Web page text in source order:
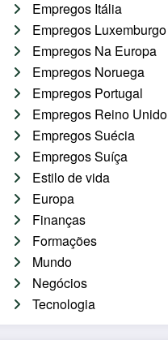
Empregos Itália
Empregos Luxemburgo
Empregos Na Europa
Empregos Noruega
Empregos Portugal
Empregos Reino Unido
Empregos Suécia
Empregos Suíça
Estilo de vida
Europa
Finanças
Formações
Mundo
Negócios
Tecnologia